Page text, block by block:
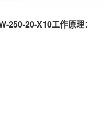
250-20-X10工作原理：